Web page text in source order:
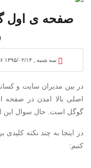
صفحه ی اول
سه شنبه , ۱۳۹۵/۰۲/۱۴ ۱۳:۰۶
در بین مدیران سایت و
اصلی بالا امدن در صفحه
گوگل است. حال سوال این
در اینجا به چند نکته
کنیم: